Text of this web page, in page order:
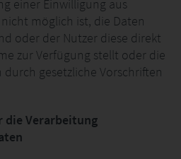
einer Einwilligung aus
möglich ist, die Daten
oder der Nutzer diese direkt
zur Verfügung stellt oder die
gesetzliche Vorschriften
die Verarbeitung